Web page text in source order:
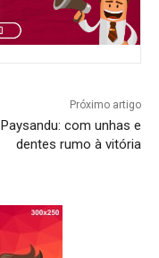
Próximo artigo
Paysandu: com unhas e
dentes rumo à vitória